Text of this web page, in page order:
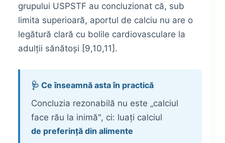
grupului USPSTF au concluzionat că, sub
limita superioară, aportul de calciu nu are o
legătură clară cu bolile cardiovasculare la
adulții sănătoși [9,10,11].
🩺 Ce înseamnă asta în practică
Concluzia rezonabilă nu este „calciul
face rău la inimă", ci: luați calciul
de preferință din alimente